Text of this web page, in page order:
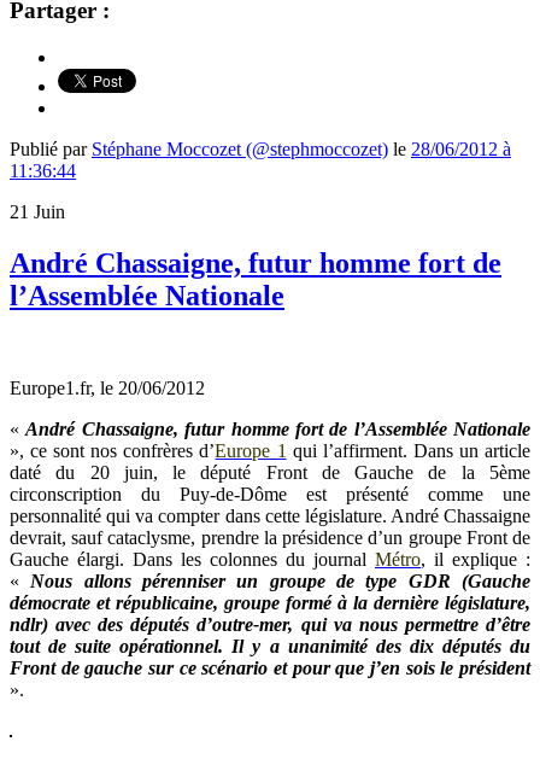
Partager :
Publié par Stéphane Moccozet (@stephmoccozet) le 28/06/2012 à
11:36:44
21 Juin
André Chassaigne, futur homme fort de
l’Assemblée Nationale
Europe1.fr, le 20/06/2012
«André Chassaigne, futur homme fort de l’Assemblée Nationale
», ce sont nos confrères d’Europe 1 qui l’affirment. Dans un article
daté du 20 juin, le député Front de Gauche de la 5ème
circonscription du Puy-de-Dôme est présenté comme une
personnalité qui va compter dans cette législature. André Chassaigne
devrait, sauf cataclysme, prendre la présidence d’un groupe Front de
Gauche élargi. Dans les colonnes du journal Métro, il explique :
« Nous allons pérenniser un groupe de type GDR (Gauche
démocrate et républicaine, groupe formé à la dernière législature,
ndlr) avec des députés d’outre-mer, qui va nous permettre d’être
tout de suite opérationnel. Il y a unanimité des dix députés du
Front de gauche sur ce scénario et pour que j’en sois le président
».